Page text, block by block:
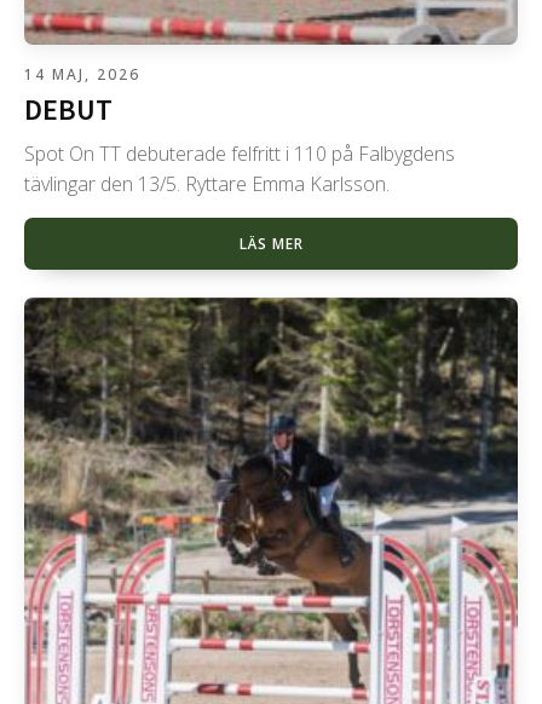
14 MAJ, 2026
DEBUT
Spot On TT debuterade felfritt i 110 på Falbygdens
tävlingar den 13/5. Ryttare Emma Karlsson.
LÄS MER